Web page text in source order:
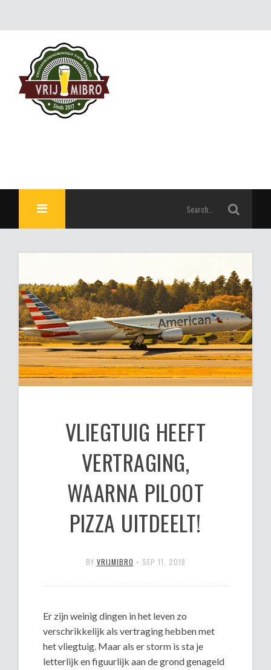
VLIEGTUIG HEEFT
VERTRAGING,
WAARNA PILOOT
PIZZA UITDEELT!
BY VRIJMIBRO • SEP 11, 2018
Er zijn weinig dingen in het leven zo
verschrikkelijk als vertraging hebben met
het vliegtuig. Maar als er storm is sta je
letterlijk en figuurlijk aan de grond genageld